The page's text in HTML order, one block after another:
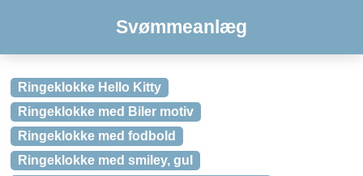
Svømmeanlæg
Ringeklokke Hello Kitty
Ringeklokke med Biler motiv
Ringeklokke med fodbold
Ringeklokke med smiley, gul